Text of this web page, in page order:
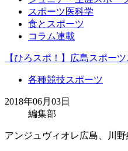
スポーツ医科学
食とスポーツ
コラム連載
【ひろスポ！】広島スポー
各種競技スポーツ
2018年06月03日
編集部
アンジュヴィオレ広島、川